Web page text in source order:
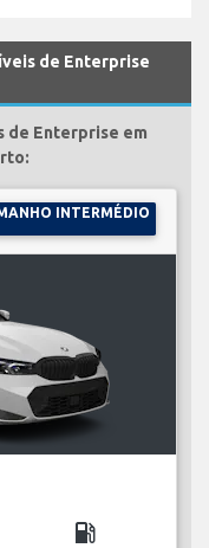
de Enterprise
de Enterprise em
INTERMÉDIO
local_gas_station